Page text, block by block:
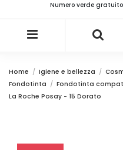
Numero verde gratuito
Home Igiene e bellezza
Fondotinta
Fondotinta
La Roche Posay - 15 Dorato